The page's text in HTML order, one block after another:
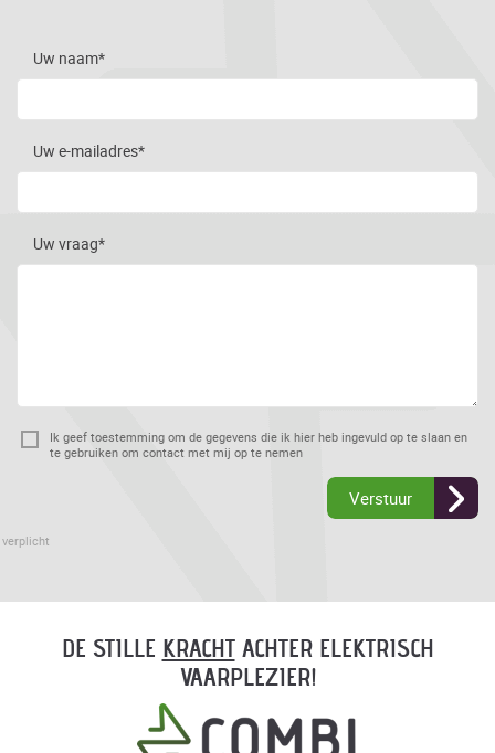
Uw naam*
Uw e-mailadres*
Uw vraag*
Ik geef toestemming om de gegevens die ik hier heb ingevuld op te slaan en
te gebruiken om contact met mij op te nemen
Verstuur
DE STILLE KRACHTACHTER ELEKTRISCH
VAARPLEZIER!